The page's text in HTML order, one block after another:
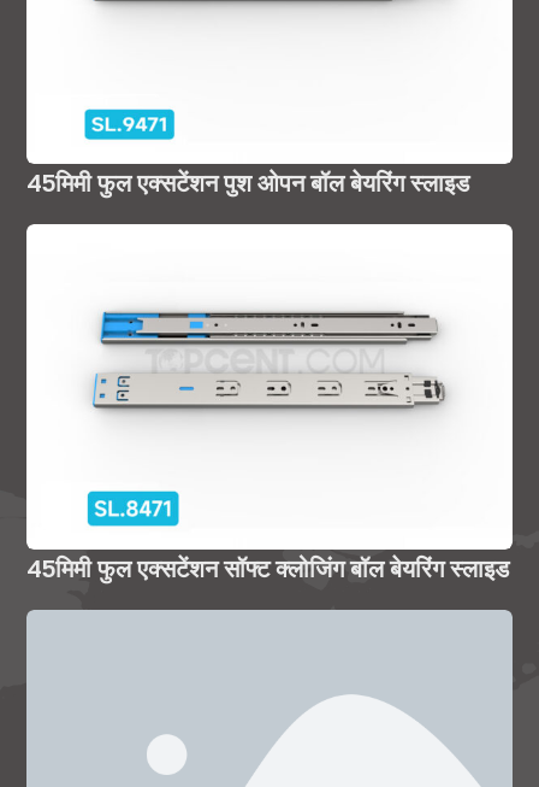
45मिमी फुल एक्सटेंशन पुश ओपन बॉल बेयरिंग स्लाइड
45मिमी फुल एक्सटेंशन सॉफ्ट क्लोजिंग बॉल बेयरिंग स्लाइड